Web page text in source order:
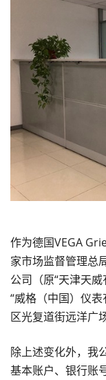
作为德国VEGA
家市场监督管理总
公司（原“天津天
“威格（中国）仪表
区光复道街远洋广
除上述变化外，我
基本账户、银行账